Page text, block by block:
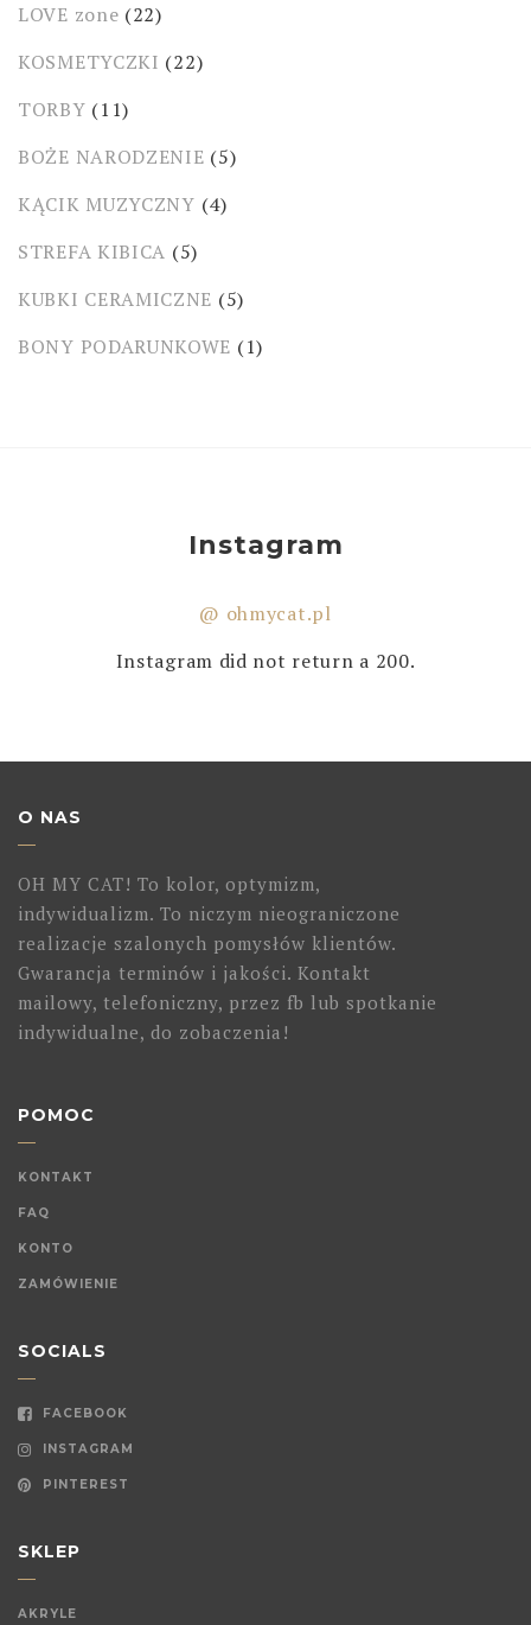
LOVE zone (22)
KOSMETYCZKI (22)
TORBY (11)
BOŻE NARODZENIE (5)
KĄCIK MUZYCZNY (4)
STREFA KIBICA (5)
KUBKI CERAMICZNE (5)
BONY PODARUNKOWE (1)
Instagram
@ ohmycat.pl
Instagram did not return a 200.
O NAS
OH MY CAT! To kolor, optymizm,
indywidualizm. To niczym nieograniczone
realizacje szalonych pomysłów klientów.
Gwarancja terminów i jakości. Kontakt
mailowy, telefoniczny, przez fb lub spotkanie
indywidualne, do zobaczenia!
POMOC
KONTAKT
FAQ
KONTO
ZAMÓWIENIE
SOCIALS
FACEBOOK
INSTAGRAM
PINTEREST
SKLEP
AKRYLE